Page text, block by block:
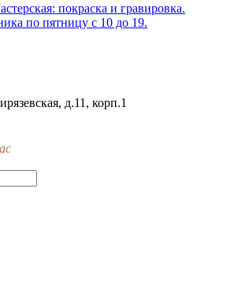
покраска и гравировка.
по пятницу с 10 до 19.
д.11, корп.1